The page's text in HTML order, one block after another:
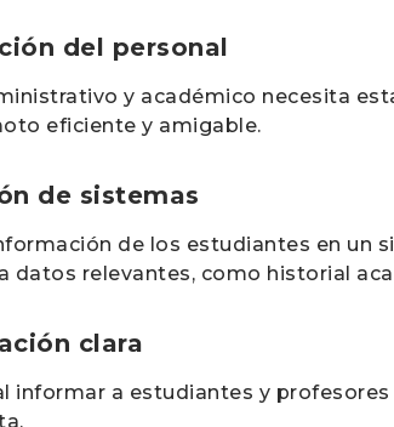
del personal
y académico necesita
eficiente y amigable.
de sistemas
de los estudiantes en
datos relevantes, como historial
clara
informar a estudiantes y